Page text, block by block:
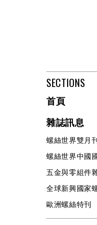
SECTIONS
首頁
雜誌訊息
螺絲世界雙月
螺絲世界中國
五金與零組件
全球新興國家
歐洲螺絲特刊